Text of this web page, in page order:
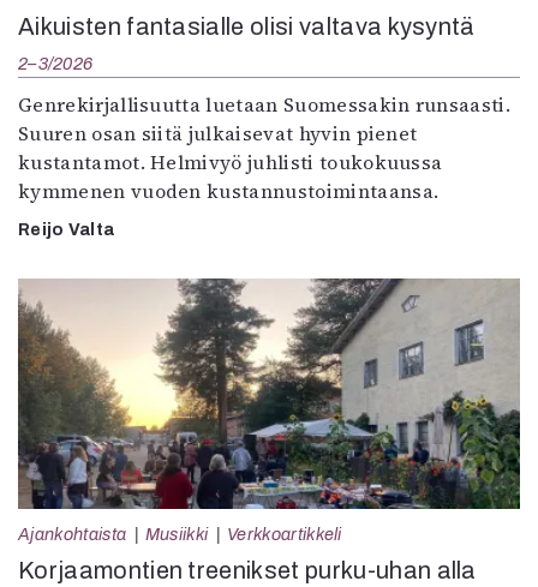
Aikuisten fantasialle olisi valtava kysyntä
2–3/2026
Genrekirjallisuutta luetaan Suomessakin runsaasti.
Suuren osan siitä julkaisevat hyvin pienet
kustantamot. Helmivyö juhlisti toukokuussa
kymmenen vuoden kustannustoimintaansa.
Reijo Valta
Ajankohtaista Musiikki Verkkoartikkeli
Korjaamontien treenikset purku-uhan alla